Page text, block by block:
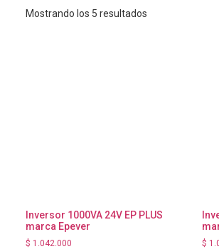
Mostrando los 5 resultados
Inversor 1000VA 24V EP PLUS
marca Epever
$ 1.042.000 $